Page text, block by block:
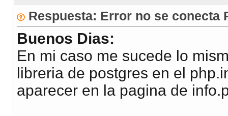
Respuesta: Error no se conecta
Buenos Dias:
En mi caso me sucede lo
libreria de postgres en el
aparecer en la pagina de